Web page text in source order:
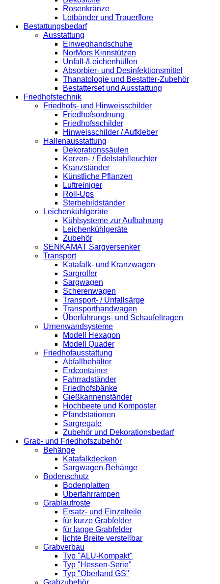
Rosenkränze
Lotbänder und Trauerflore
Bestattungsbedarf
Ausstattung
Einweghandschuhe
NorMors Kinnstützen
Unfall-/Leichenhüllen
Absorbier- und Desinfektionsmittel
Thanatologie und Bestatter-Zubehör
Bestatterset und Ausstattung
Friedhofstechnik
Friedhofs- und Hinweisschilder
Friedhofsordnung
Friedhofsschilder
Hinweisschilder / Aufkleber
Hallenausstattung
Dekorationssäulen
Kerzen- / Edelstahlleuchter
Kranzständer
Künstliche Pflanzen
Luftreiniger
Roll-Ups
Sterbebildständer
Leichenkühlgeräte
Kühlsysteme zur Aufbahrung
Leichenkühlgeräte
Zubehör
SENKAMAT Sargversenker
Transport
Katafalk- und Kranzwagen
Sargroller
Sargwagen
Scherenwagen
Transport- / Unfallsärge
Transporthandwagen
Überführungs- und Schaufeltragen
Urnenwandsysteme
Modell Hexagon
Modell Quader
Friedhofausstattung
Abfallbehälter
Erdcontainer
Fahrradständer
Friedhofsbänke
Gießkannenständer
Hochbeete und Komposter
Pfandstationen
Sargregale
Zubehör und Dekorationsbedarf
Grab- und Friedhofszubehör
Behänge
Katafalkdecken
Sargwagen-Behänge
Bodenschutz
Bodenplatten
Überfahrrampen
Grablaufroste
Ersatz- und Einzelteile
für kurze Grabfelder
für lange Grabfelder
lichte Breite verstellbar
Grabverbau
Typ "ALU-Kompakt"
Typ "Hessen-Serie"
Typ "Oberland GS"